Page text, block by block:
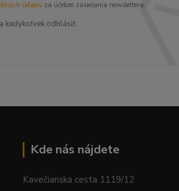
údajovza účelom zasielania newslettera.
kedykoľvek odhlásiť.
Kde nás nájdete
Kavečianska cesta 1119/12